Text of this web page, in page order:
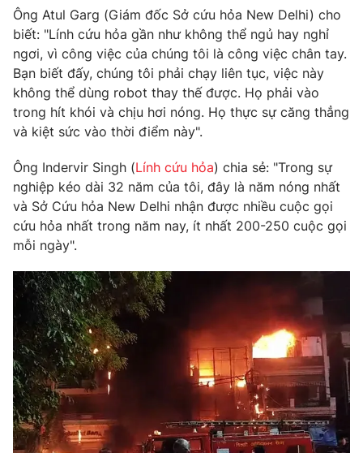
Khán giả
Giải sao mai
Sao
Du lịch
Làm đẹp
Chất lượng cuộc sống
Giáo dục
Tuyển sinh
Học trực tuyến
Công nghệ
Hitech Công nghệ tương lai
Sản phẩm
Thị trường
Tư vấn
Giao lưu trực tuyến
Lịch phát sóng
Chuyên mục khác
Emagazine
Photo Infographic
Video Shorts video
VTV Money VTV Thể thao
VTV Sức khoẻ Bất động sản
Ông Atul Garg (Giám đốc Sở cứu hỏa New Delhi) cho
biết: "Lính cứu hỏa gần như không thể ngủ hay nghỉ
ngơi, vì công việc của chúng tôi là công việc chân tay.
Bạn biết đấy, chúng tôi phải chạy liên tục, việc này
không thể dùng robot thay thế được. Họ phải vào
trong hít khói và chịu hơi nóng. Họ thực sự căng thẳng
và kiệt sức vào thời điểm này".
Ông Indervir Singh (Lính cứu hỏa) chia sẻ: "Trong sự
nghiệp kéo dài 32 năm của tôi, đây là năm nóng nhất
và Sở Cứu hỏa New Delhi nhận được nhiều cuộc gọi
cứu hỏa nhất trong năm nay, ít nhất 200-250 cuộc gọi
mỗi ngày".